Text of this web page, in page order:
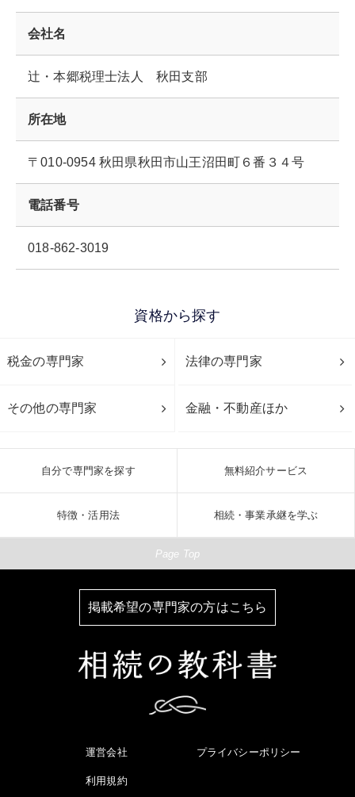
会社名
辻・本郷税理士法人 秋田支部
所在地
〒010-0954 秋田県秋田市山王沼田町６番３４号
電話番号
018-862-3019
資格から探す
税金の専門家 法律の専門家
その他の専門家 金融・不動産ほか
自分で専門家を探す 無料紹介サービス
特徴・活用法 相続・事業承継を学ぶ
Page Top
掲載希望の専門家の方はこちら
運営会社 プライバシーポリシー
利用規約